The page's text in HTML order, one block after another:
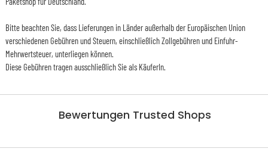
Bewertungen Trusted Shops
Bitte beachten Sie, dass Lieferungen in Länder außerhalb der Europäischen Union
verschiedenen Gebühren und Steuern, einschließlich Zollgebühren und Einfuhr-
Mehrwertsteuer, unterliegen können.
Diese Gebühren tragen ausschließlich Sie als KäuferIn.